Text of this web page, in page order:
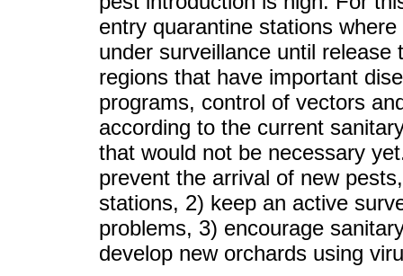
entry quarantine stations
under surveillance until
regions that have important
programs, control of vectors
according to the current
that would not be necessary
prevent the arrival of new
stations, 2) keep an active
problems, 3) encourage
develop new orchards using